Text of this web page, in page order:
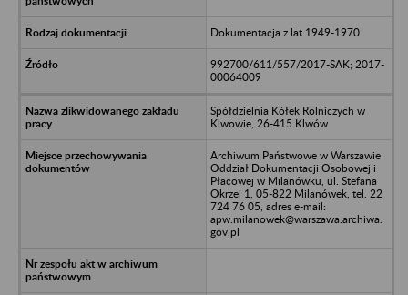
Dokumentacja z lat 1949-1970
992700/611/557/2017-SAK; 2017-
00064009
Spółdzielnia Kółek Rolniczych w
Klwowie, 26-415 Klwów
Archiwum Państwowe w Warszawie
Oddział Dokumentacji Osobowej i
Płacowej w Milanówku, ul. Stefana
Okrzei 1, 05-822 Milanówek, tel. 22
724 76 05, adres e-mail:
apw.milanowek@warszawa.archiwa.
gov.pl